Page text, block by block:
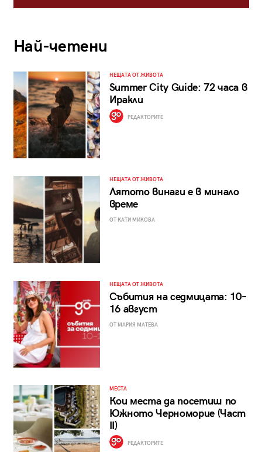
Най-четени
НЕЩАТА ОТ ЖИВОТА
Summer City Guide: 72 часа в
Иракли
РЕДАКТОРИТЕ
НЕЩАТА ОТ ЖИВОТА
Лятото винаги е в минало
време
ОТ КАТИ МИКОВА
НЕЩАТА ОТ ЖИВОТА
Събития на седмицата: 10–
16 август
ОТ МАРИЯ МАТЕВА
МЕСТА
Кои места да посетиш по
Южното Черноморие (Част
II)
РЕДАКТОРИТЕ